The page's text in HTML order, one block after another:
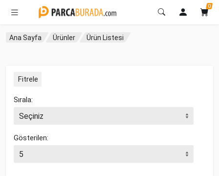
0
Ana Sayfa Ürünler Ürün Listesi
Fitrele
Sırala:
Gösterilen: